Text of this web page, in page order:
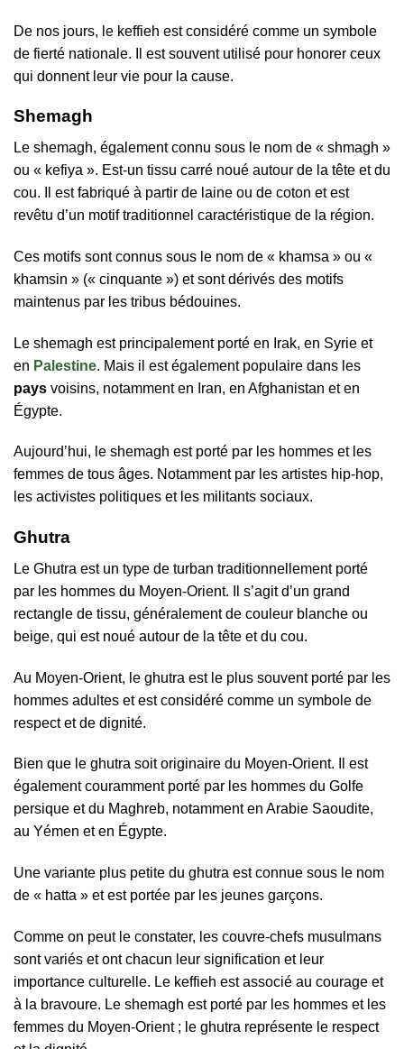
De nos jours, le keffieh est considéré comme un symbole
de fierté nationale. Il est souvent utilisé pour honorer ceux
qui donnent leur vie pour la cause.
Shemagh
Le shemagh, également connu sous le nom de « shmagh »
ou « kefiya ». Est-un tissu carré noué autour de la tête et du
cou. Il est fabriqué à partir de laine ou de coton et est
revêtu d’un motif traditionnel caractéristique de la région.
Ces motifs sont connus sous le nom de « khamsa » ou «
khamsin » (« cinquante ») et sont dérivés des motifs
maintenus par les tribus bédouines.
Le shemagh est principalement porté en Irak, en Syrie et
en Palestine. Mais il est également populaire dans les
pays voisins, notamment en Iran, en Afghanistan et en
Égypte.
Aujourd’hui, le shemagh est porté par les hommes et les
femmes de tous âges. Notamment par les artistes hip-hop,
les activistes politiques et les militants sociaux.
Ghutra
Le Ghutra est un type de turban traditionnellement porté
par les hommes du Moyen-Orient. Il s’agit d’un grand
rectangle de tissu, généralement de couleur blanche ou
beige, qui est noué autour de la tête et du cou.
Au Moyen-Orient, le ghutra est le plus souvent porté par les
hommes adultes et est considéré comme un symbole de
respect et de dignité.
Bien que le ghutra soit originaire du Moyen-Orient. Il est
également couramment porté par les hommes du Golfe
persique et du Maghreb, notamment en Arabie Saoudite,
au Yémen et en Égypte.
Une variante plus petite du ghutra est connue sous le nom
de « hatta » et est portée par les jeunes garçons.
Comme on peut le constater, les couvre-chefs musulmans
sont variés et ont chacun leur signification et leur
importance culturelle. Le keffieh est associé au courage et
à la bravoure. Le shemagh est porté par les hommes et les
femmes du Moyen-Orient ; le ghutra représente le respect